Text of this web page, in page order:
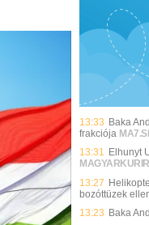
13:33 Baka
frakciója
13:31 Elhunyt
13:27
bozóttüzek
13:23 Baka